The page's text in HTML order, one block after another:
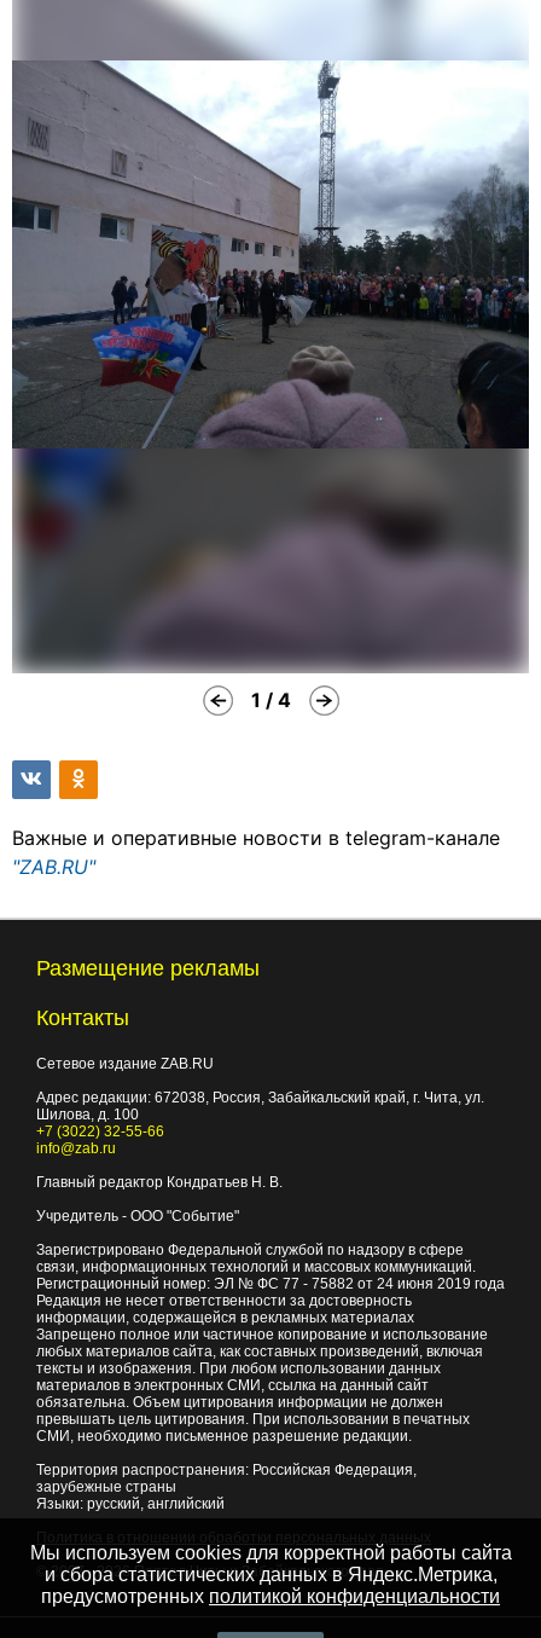
1 / 4
Важные и оперативные новости в telegram-канале
"ZAB.RU"
Размещение рекламы
Контакты
Сетевое издание ZAB.RU
Адрес редакции: 672038, Россия, Забайкальский край, г. Чита, ул.
Шилова, д. 100
+7 (3022) 32-55-66
info@zab.ru
Главный редактор Кондратьев Н. В.
Учредитель - ООО "Событие"
Зарегистрировано Федеральной службой по надзору в сфере
связи, информационных технологий и массовых коммуникаций.
Регистрационный номер: ЭЛ № ФС 77 - 75882 от 24 июня 2019 года
Редакция не несет ответственности за достоверность
информации, содержащейся в рекламных материалах
Запрещено полное или частичное копирование и использование
любых материалов сайта, как составных произведений, включая
тексты и изображения. При любом использовании данных
материалов в электронных СМИ, ссылка на данный сайт
обязательна. Объем цитирования информации не должен
превышать цель цитирования. При использовании в печатных
СМИ, необходимо письменное разрешение редакции.
Территория распространения: Российская Федерация,
зарубежные страны
Языки: русский, английский
© 2007 - 2026Портал Читы и Забайкальского края
Мы используем cookies для корректной работы сайта
и сбора статистических данных в Яндекс.Метрика,
предусмотренных политикой конфиденциальности